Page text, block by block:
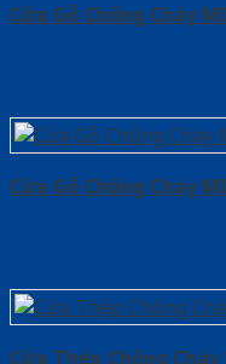
Cửa Gỗ Chống Cháy
Cửa Gỗ Chống Cháy
Cửa Thép Chống Cháy